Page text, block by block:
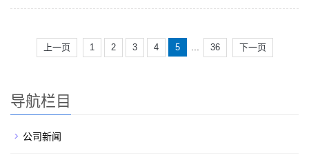
上一页 1 2 3 4 5 36 下一页
导航栏目
公司新闻